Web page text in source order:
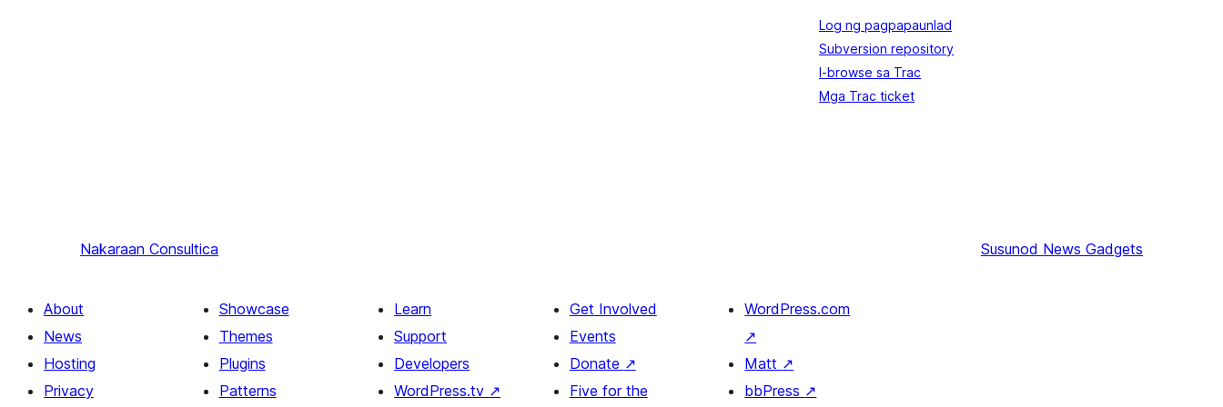
Log ng pagpapaunlad
Subversion repository
I-browse sa Trac
Mga Trac ticket
Nakaraan Consultica Susunod News Gadgets
About
News
Hosting
Privacy
Showcase
Themes
Plugins
Patterns
Learn
Support
Developers
WordPress.tv ↗
Get Involved
Events
Donate ↗
Five for the
WordPress.com
↗
Matt ↗
bbPress ↗